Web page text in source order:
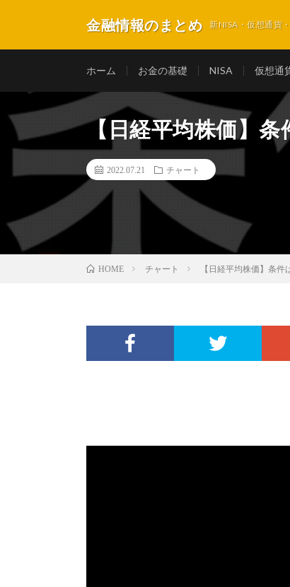
金融情報のまとめ 新NISA・仮想通貨
ホーム お金の基礎 NISA 仮想通
【日経平均株価】条
2022.07.21 チャート
HOME チャート 【日経平均株価】条件